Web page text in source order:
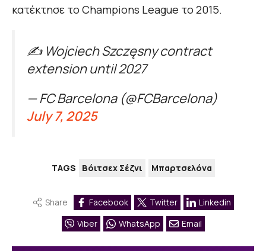
κατέκτησε το Champions League το 2015.
✍️ Wojciech Szczęsny contract
extension until 2027
— FC Barcelona (@FCBarcelona)
July 7, 2025
TAGS Βόιτσεχ Σέζνι Μπαρτσελόνα
Share Facebook Twitter
Linkedin
Viber
WhatsApp Email